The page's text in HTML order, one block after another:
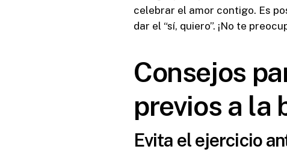
celebrar el amor contigo. Es
dar el “sí, quiero”. ¡No te
Consejos
previos a la
Evita el ejercicio